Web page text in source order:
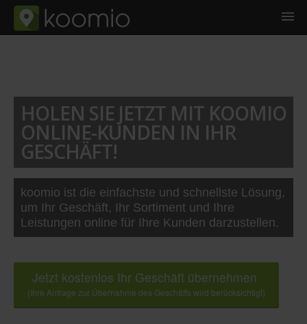
HOLEN SIE JETZT MIT KOOMIO
ONLINE-KUNDEN IN IHR
GESCHÄFT!
koomio ist die einfachste und schnellste Lösung,
um Ihr Geschäft, Ihr Sortiment und Ihre
Leistungen online für Ihre Kunden darzustellen.
Jetzt kostenlos Ihr Geschäft übernehmen
(Ihre Anfrage zur Übernahme des Geschäfts wird berücksichtigt)